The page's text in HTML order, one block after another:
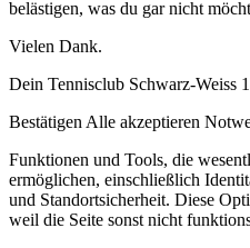
belästigen, was du gar nicht
Vielen Dank.
Dein Tennisclub Schwarz-Weiss
Bestätigen Alle akzeptieren
Funktionen und Tools, die
ermöglichen, einschließlich
und Standortsicherheit. Diese
weil die Seite sonst nicht